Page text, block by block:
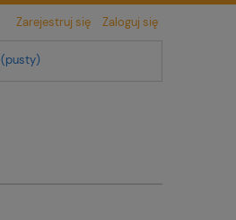
Zarejestruj się Zaloguj się
(pusty)